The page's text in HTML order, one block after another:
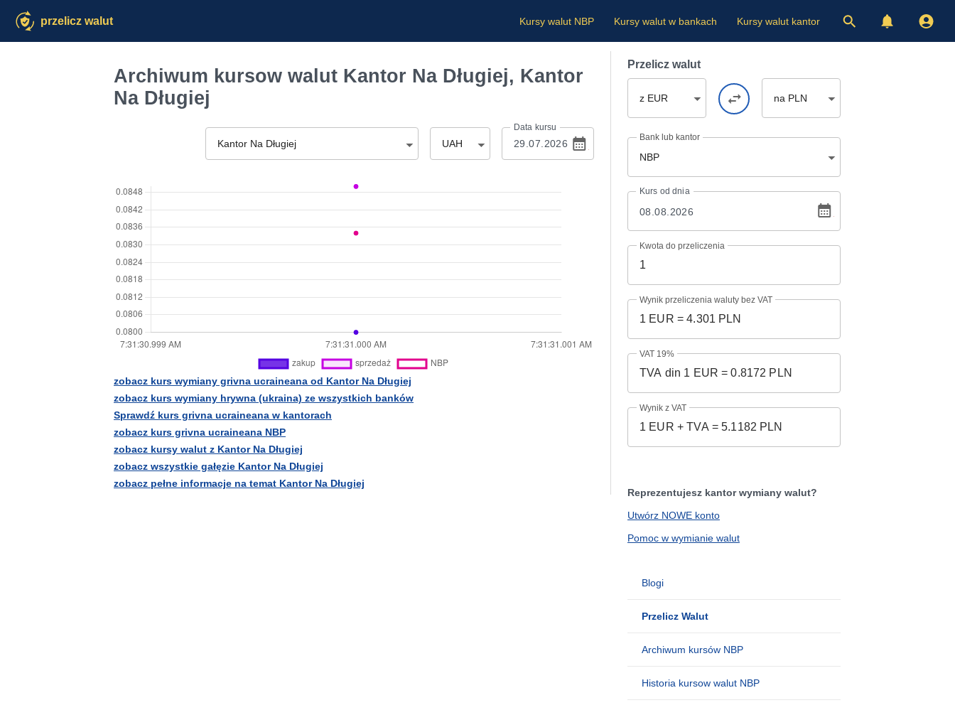
przelicz walut Kursy walut NBP Kursy walut w bankach Kursy walut kantor
Archiwum kursow walut Kantor Na Długiej, Kantor
Na Długiej
Kantor Na Długiej UAH
Data kursu
zobacz kurs wymiany grivna ucraineana od Kantor Na Długiej
zobacz kurs wymiany hrywna (ukraina) ze wszystkich banków
Sprawdź kurs grivna ucraineana w kantorach
zobacz kurs grivna ucraineana NBP
zobacz kursy walut z Kantor Na Długiej
zobacz wszystkie gałęzie Kantor Na Długiej
zobacz pełne informacje na temat Kantor Na Długiej
Przelicz walut
z EUR na PLN
Bank lub kantor
NBP
Kurs od dnia
Kwota do przeliczenia
Wynik przeliczenia waluty bez VAT
VAT 19%
Wynik z VAT
Reprezentujesz kantor wymiany walut?
Utwórz NOWE konto
Pomoc w wymianie walut
Blogi
Przelicz Walut
Archiwum kursów NBP
Historia kursow walut NBP